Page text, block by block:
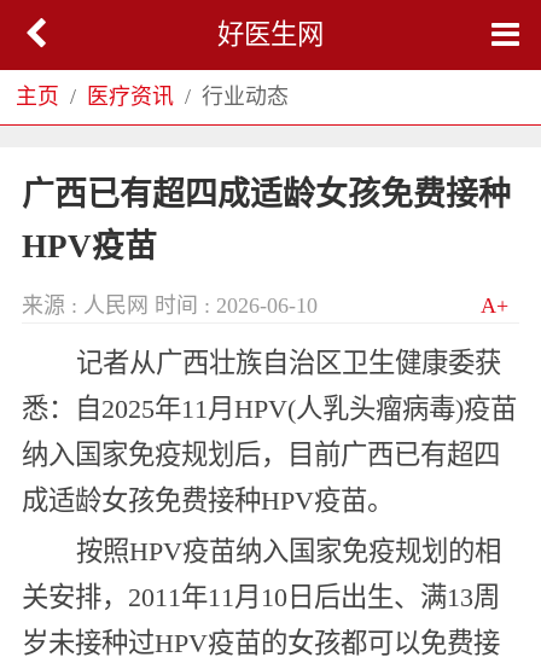
好医生网
主页 医疗资讯 行业动态
广西已有超四成适龄女孩免费接种
HPV疫苗
来源 : 人民网 时间 : 2026-06-10 A+
记者从广西壮族自治区卫生健康委获
悉：自2025年11月HPV(人乳头瘤病毒)疫苗
纳入国家免疫规划后，目前广西已有超四
成适龄女孩免费接种HPV疫苗。
按照HPV疫苗纳入国家免疫规划的相
关安排，2011年11月10日后出生、满13周
岁未接种过HPV疫苗的女孩都可以免费接